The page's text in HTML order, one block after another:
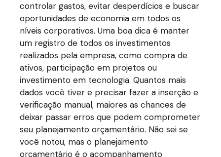
controlar gastos, evitar desperdícios e buscar
oportunidades de economia em todos os
níveis corporativos. Uma boa dica é manter
um registro de todos os investimentos
realizados pela empresa, como compra de
ativos, participação em projetos ou
investimento em tecnologia. Quantos mais
dados você tiver e precisar fazer a inserção e
verificação manual, maiores as chances de
deixar passar erros que podem comprometer
seu planejamento orçamentário. Não sei se
você notou, mas o planejamento
orçamentário é o acompanhamento